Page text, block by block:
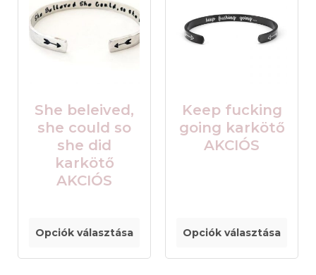
She beleived,
she could so
she did
karkötő
AKCIÓS
Opciók választása
Keep fucking
going karkötő
AKCIÓS
Opciók választása